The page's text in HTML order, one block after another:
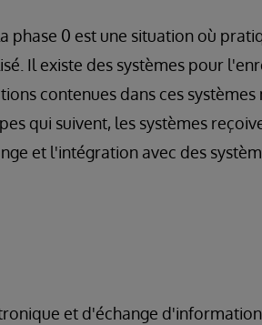
phase 0 est une situation où
Il existe des systèmes pour
contenues dans ces
qui suivent, les systèmes
et l'intégration avec des
et d'échange